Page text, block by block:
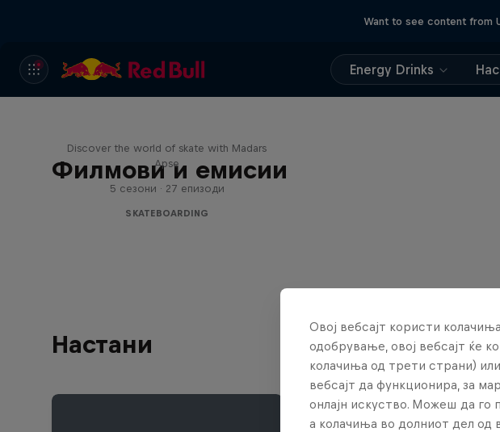
Want to see content from
Energy Drinks
Филмови и емисии
Discover the world of skate with Madars
Apse
5 сезони · 27 епизоди
SKATEBOARDING
Настани
Овој вебсајт користи
одобрување, овој вебсајт ќе
колачиња од трети страни)
вебсајт да функционира, за
онлајн искуство. Можеш да
а колачиња во долниот дел од